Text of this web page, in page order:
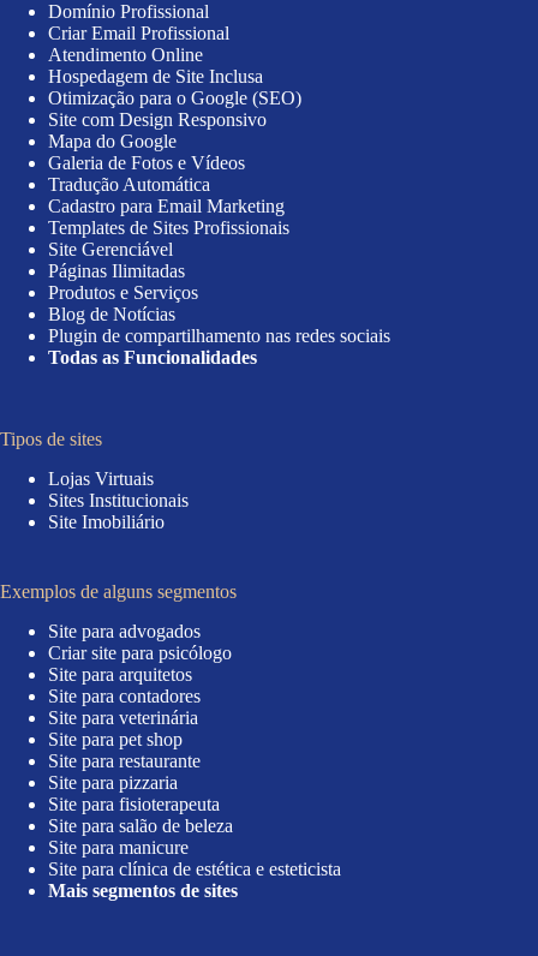
Domínio Profissional
Criar Email Profissional
Atendimento Online
Hospedagem de Site Inclusa
Otimização para o Google (SEO)
Site com Design Responsivo
Mapa do Google
Galeria de Fotos e Vídeos
Tradução Automática
Cadastro para Email Marketing
Templates de Sites Profissionais
Site Gerenciável
Páginas Ilimitadas
Produtos e Serviços
Blog de Notícias
Plugin de compartilhamento nas redes sociais
Todas as Funcionalidades
Tipos de sites
Lojas Virtuais
Sites Institucionais
Site Imobiliário
Exemplos de alguns segmentos
Site para advogados
Criar site para psicólogo
Site para arquitetos
Site para contadores
Site para veterinária
Site para pet shop
Site para restaurante
Site para pizzaria
Site para fisioterapeuta
Site para salão de beleza
Site para manicure
Site para clínica de estética e esteticista
Mais segmentos de sites